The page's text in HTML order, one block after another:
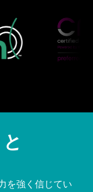
を強く信じてい